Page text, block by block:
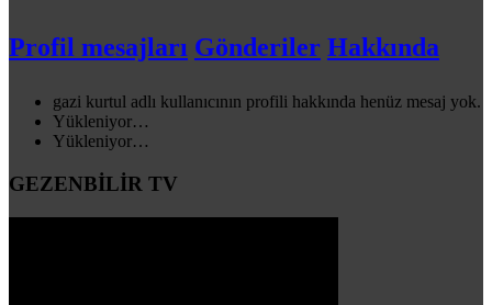
Profil mesajları Gönderiler Hakkında
gazi kurtul adlı kullanıcının profili hakkında henüz mesaj yok.
Yükleniyor…
Yükleniyor…
GEZENBİLİR TV